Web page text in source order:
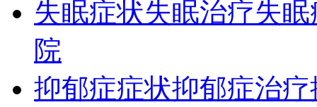
失眠症状失眠治疗失
院
抑郁症症状抑郁症治疗